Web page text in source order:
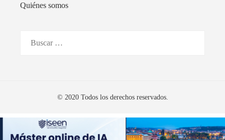
Quiénes somos
© 2020 Todos los derechos reservados.